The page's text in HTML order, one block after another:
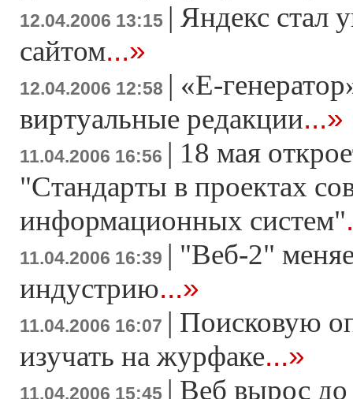
12.04.2006 13:15 | Яндекс стал
сайтом...»
12.04.2006 12:58 | «Е-
виртуальные редакции...»
11.04.2006 16:56 | 18 мая
"Стандарты в проектах
информационных систем"
11.04.2006 16:39 | "Веб-2"
индустрию...»
11.04.2006 16:07 | Поисковую
изучать на журфаке...»
11.04.2006 15:45 | Веб вырос